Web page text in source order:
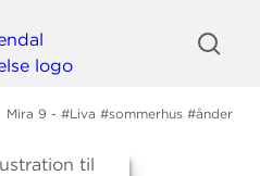
Mira 9 - #Liva #sommerhus #ånder